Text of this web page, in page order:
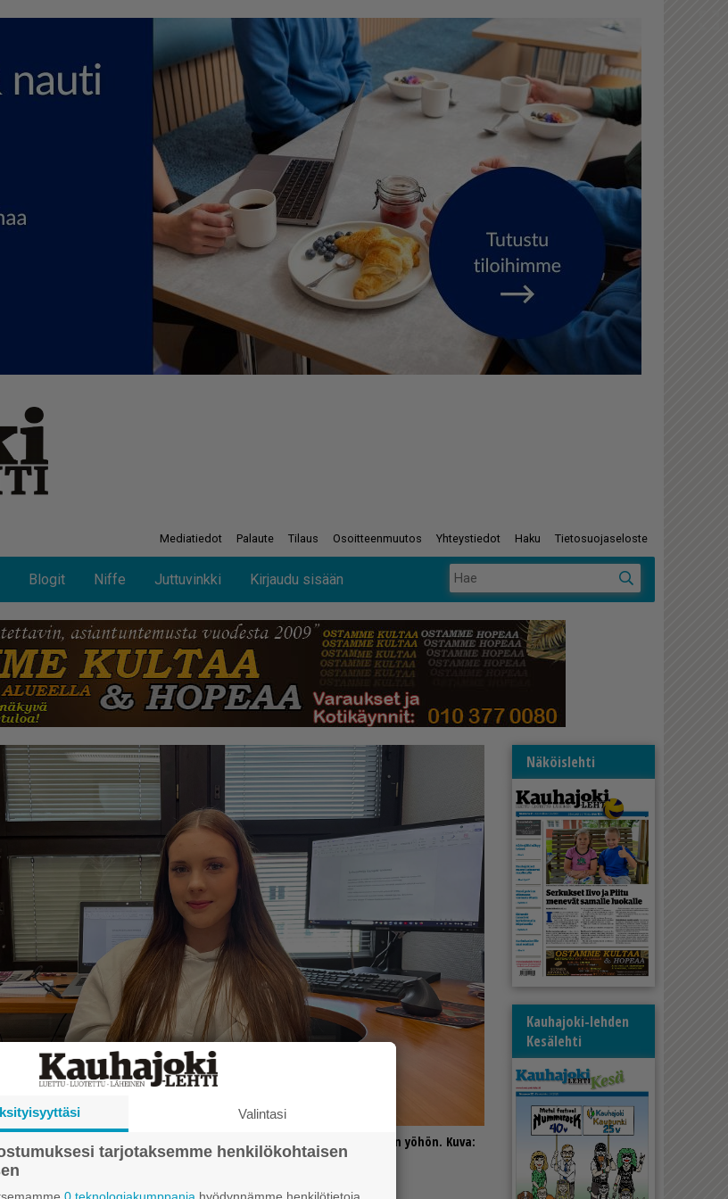
Mediatiedot Palaute Tilaus Osoitteenmuutos Yhteystiedot Haku Tietosuojaseloste
Blogit Niffe Juttuvinkki Kirjaudu sisään
kaipaisivat Kauhajoelle tapaamispaikkaa, joka olisi auki myöhään yöhön. Kuva:
Näköislehti
Kauhajoki-lehden
Kesälehti
Valintasi
tarjotaksemme henkilökohtaisen
0 teknologiakumppania hyödynnämme henkilötietoja